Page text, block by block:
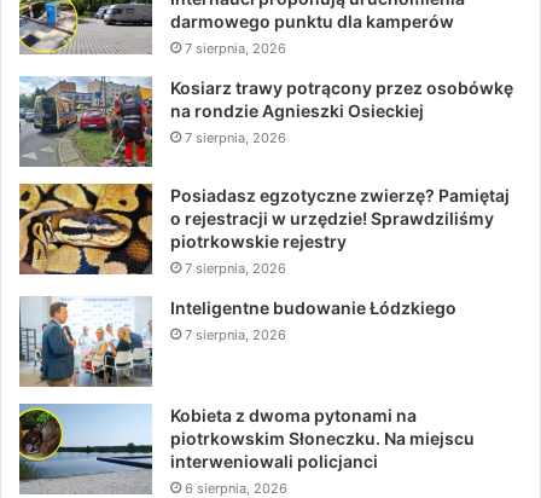
darmowego punktu dla kamperów
7 sierpnia, 2026
Kosiarz trawy potrącony przez osobówkę
na rondzie Agnieszki Osieckiej
7 sierpnia, 2026
Posiadasz egzotyczne zwierzę? Pamiętaj
o rejestracji w urzędzie! Sprawdziliśmy
piotrkowskie rejestry
7 sierpnia, 2026
Inteligentne budowanie Łódzkiego
7 sierpnia, 2026
Kobieta z dwoma pytonami na
piotrkowskim Słoneczku. Na miejscu
interweniowali policjanci
6 sierpnia, 2026